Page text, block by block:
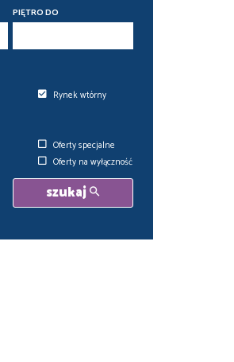
PIĘTRO DO
Rynek wtórny
Oferty specjalne
Oferty na wyłączność
szukaj